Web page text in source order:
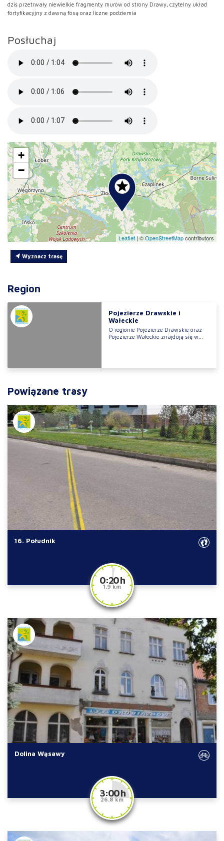
dziś przetrwały niewielkie fragmenty murów od strony Drawy, czytelny układ
fortyfikacyjny z dawną fosą oraz liczne podziemia
Posłuchaj
+
−
Leaflet | ©OpenStreetMapcontributors
Wyznacz trasę
Region
Pojezierze Drawskie i
Wałeckie
O regionie Pojezierze Drawskie oraz
Pojezierze Wałeckie znajdują się w...
Powiązane trasy
16. Południk
0:20 h
1.9 km
Dolina Wąsawy
3:00 h
26.8 km